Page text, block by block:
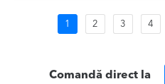
Navigare
1 2 3 4
Comandă direct la